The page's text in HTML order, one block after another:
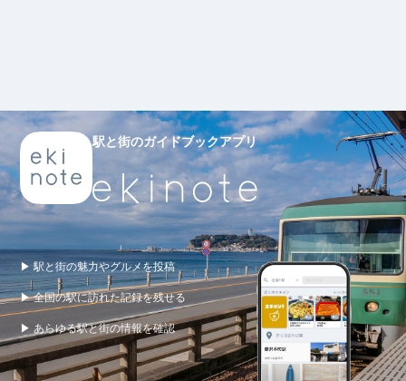
駅と街のガイドブックアプリ
▶ 駅と街の魅力やグルメを投稿
▶ 全国の駅に訪れた記録を残せる
▶ あらゆる駅と街の情報を確認